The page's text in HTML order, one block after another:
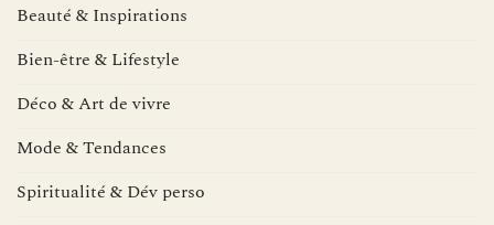
Beauté & Inspirations
Bien-être & Lifestyle
Déco & Art de vivre
Mode & Tendances
Spiritualité & Dév perso